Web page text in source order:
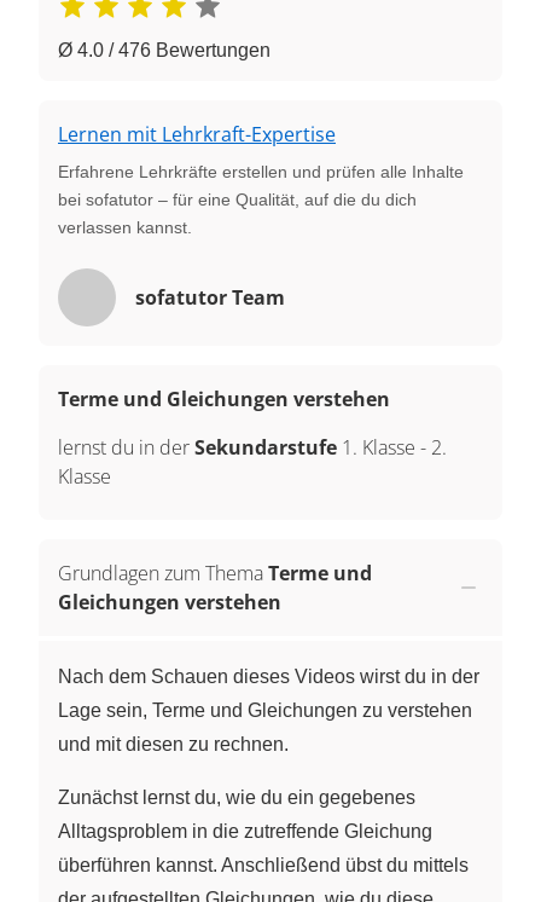
Ø 4.0 / 476 Bewertungen
Lernen mit Lehrkraft-Expertise
Erfahrene Lehrkräfte erstellen und prüfen alle Inhalte
bei sofatutor – für eine Qualität, auf die du dich
verlassen kannst.
sofatutor Team
Terme und Gleichungen verstehen
lernst du in derSekundarstufe 1. Klasse - 2.
Klasse
Grundlagen zum ThemaTerme und
Gleichungen verstehen
Nach dem Schauen dieses Videos wirst du in der
Lage sein, Terme und Gleichungen zu verstehen
und mit diesen zu rechnen.
Zunächst lernst du, wie du ein gegebenes
Alltagsproblem in die zutreffende Gleichung
überführen kannst. Anschließend übst du mittels